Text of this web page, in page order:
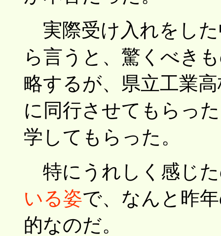
実際受け入れをし
ら言うと、驚くべき
略するが、県立工業
に同行させてもらっ
学してもらった。
特にうれしく感じ
いる姿で、なんと昨
的なのだ。